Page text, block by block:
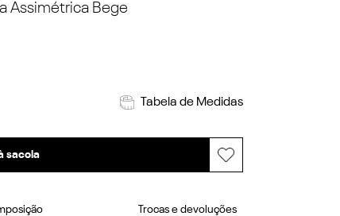
Assimétrica Bege
Tabela de Medidas
sacola
Trocas e devoluções